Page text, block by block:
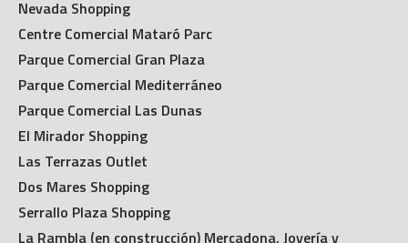
Nevada Shopping
Centre Comercial Mataró Parc
Parque Comercial Gran Plaza
Parque Comercial Mediterráneo
Parque Comercial Las Dunas
El Mirador Shopping
Las Terrazas Outlet
Dos Mares Shopping
Serrallo Plaza Shopping